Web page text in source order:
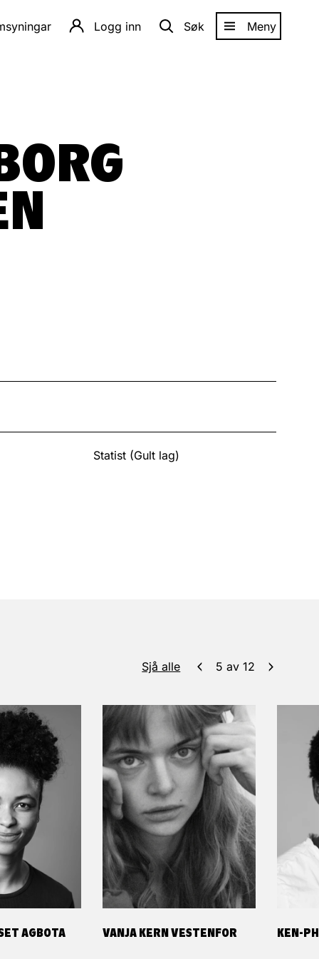
Logg inn Søk Meny
Statist (Gult lag)
Sjå alle 5 av 12
AGBOTA VANJA KERN VESTENFOR KEN-